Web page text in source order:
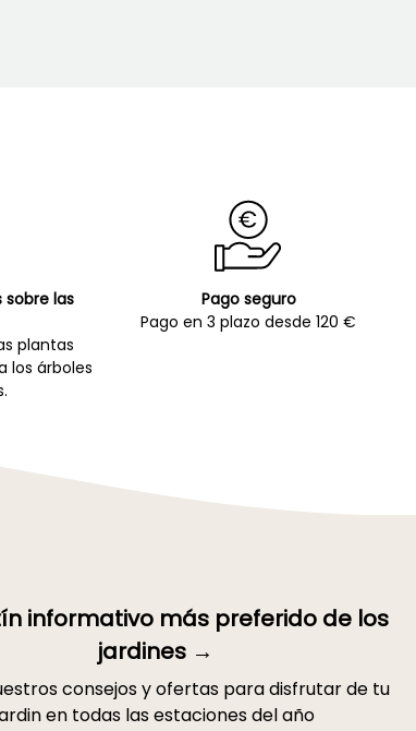
sobre las
plantas
los árboles
Pago seguro
Pago en 3 plazo desde 120 €
informativo más preferido de los
jardines →
consejos y ofertas para disfrutar de tu
en todas las estaciones del año